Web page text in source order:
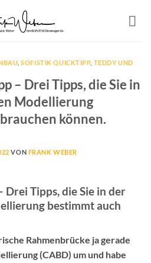
,SOFISTIK QUICKTIPP, TEDDY UND
– Drei Tipps, die Sie in
Modellierung
können.
VON FRANK WEBER
Drei Tipps, die Sie in der
bestimmt auch
Rahmenbrücke ja gerade
(CABD) um und habe